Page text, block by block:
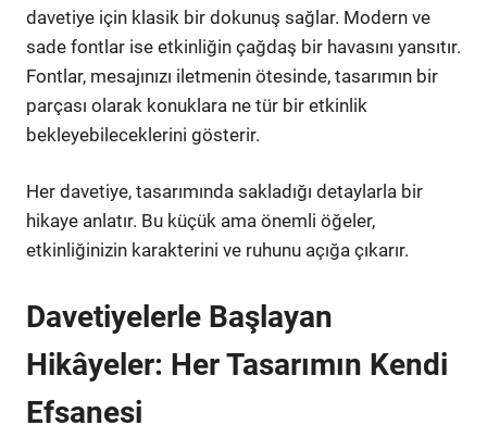
davetiye için klasik bir dokunuş sağlar. Modern ve
sade fontlar ise etkinliğin çağdaş bir havasını yansıtır.
Fontlar, mesajınızı iletmenin ötesinde, tasarımın bir
parçası olarak konuklara ne tür bir etkinlik
bekleyebileceklerini gösterir.
Her davetiye, tasarımında sakladığı detaylarla bir
hikaye anlatır. Bu küçük ama önemli öğeler,
etkinliğinizin karakterini ve ruhunu açığa çıkarır.
Davetiyelerle Başlayan
Hikâyeler: Her Tasarımın Kendi
Efsanesi